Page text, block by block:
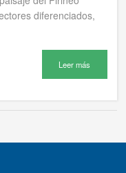
diferenciados,
Leer más